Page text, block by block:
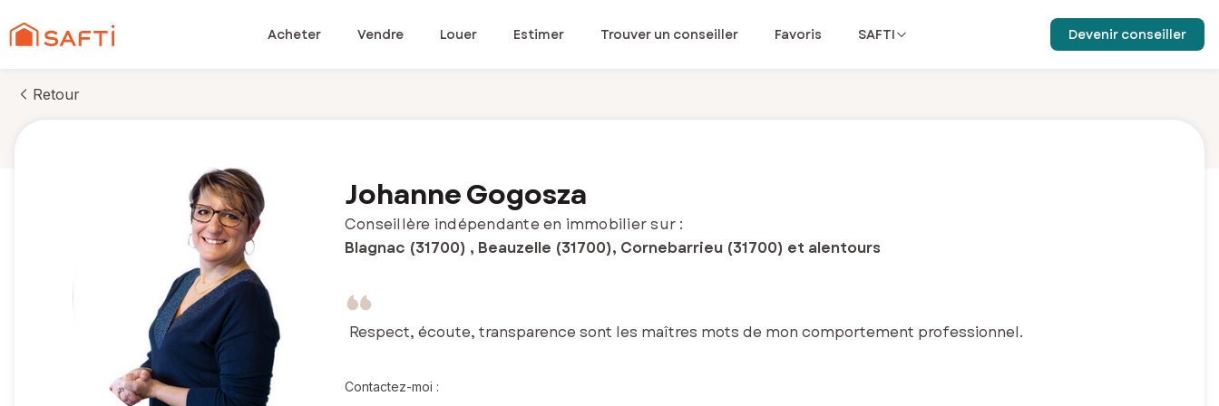
Acheter Vendre Louer Estimer Trouver un conseiller Favoris SAFTI Devenir conseiller
Retour
Johanne Gogosza
Conseillère indépendante en immobilier sur :
Blagnac (31700) , Beauzelle (31700), Cornebarrieu (31700) et alentours
Contactez-moi :
Respect, écoute, transparence sont les maîtres mots de mon comportement professionnel.